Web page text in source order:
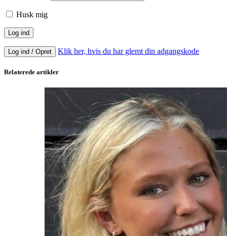
Husk mig
Log ind / Opret Klik her, hvis du har glemt din adgangskode
Relaterede artikler